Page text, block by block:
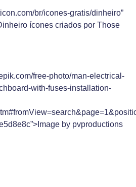
br/icones-gratis/dinheiro”
ícones criados por Those
free-photo/man-electrical-
with-fuses-installation-
by pvproductions